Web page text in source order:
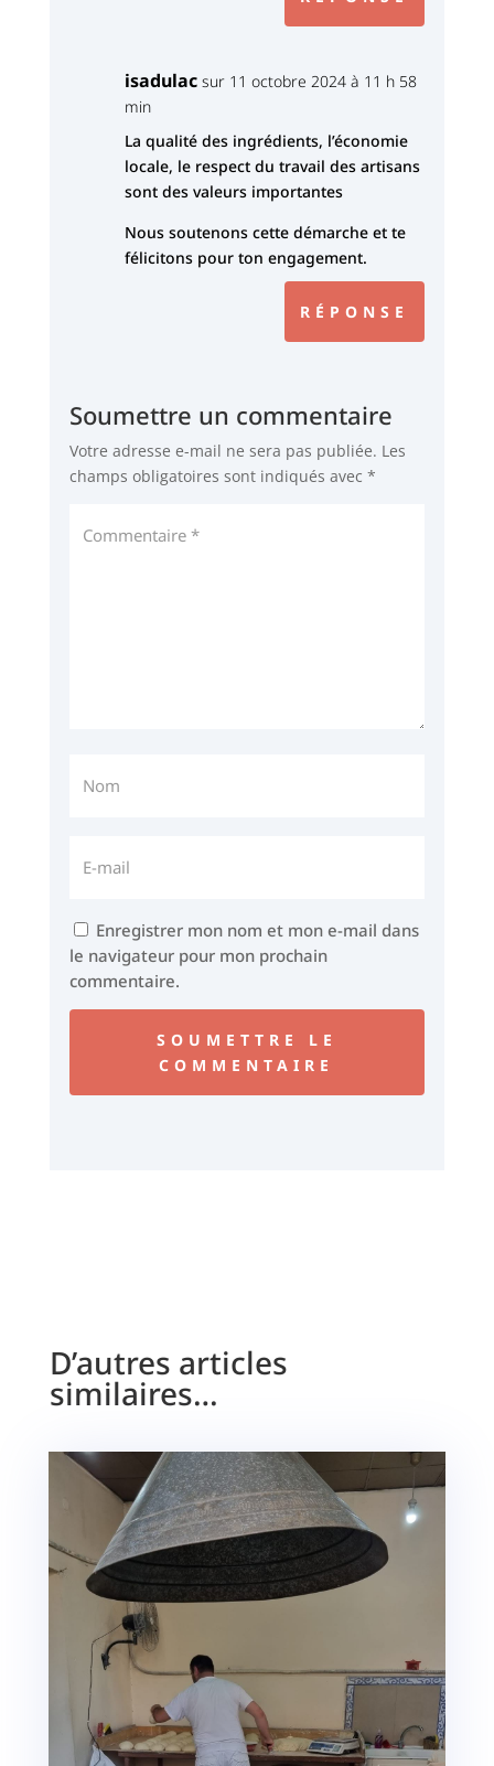
isadulac sur 11 octobre 2024 à 11 h 58
min
La qualité des ingrédients, l’économie
locale, le respect du travail des artisans
sont des valeurs importantes
Nous soutenons cette démarche et te
félicitons pour ton engagement.
RÉPONSE
Soumettre un commentaire
Votre adresse e-mail ne sera pas publiée. Les
champs obligatoires sont indiqués avec *
Enregistrer mon nom et mon e-mail dans
le navigateur pour mon prochain
commentaire.
SOUMETTRE LE
COMMENTAIRE
D’autres articles
similaires…